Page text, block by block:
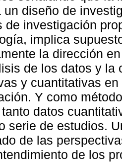
un diseño de
de investigación
implica
la dirección
de los datos y la
y cuantitativas
Y como
datos
serie de estudios.
de las
de los